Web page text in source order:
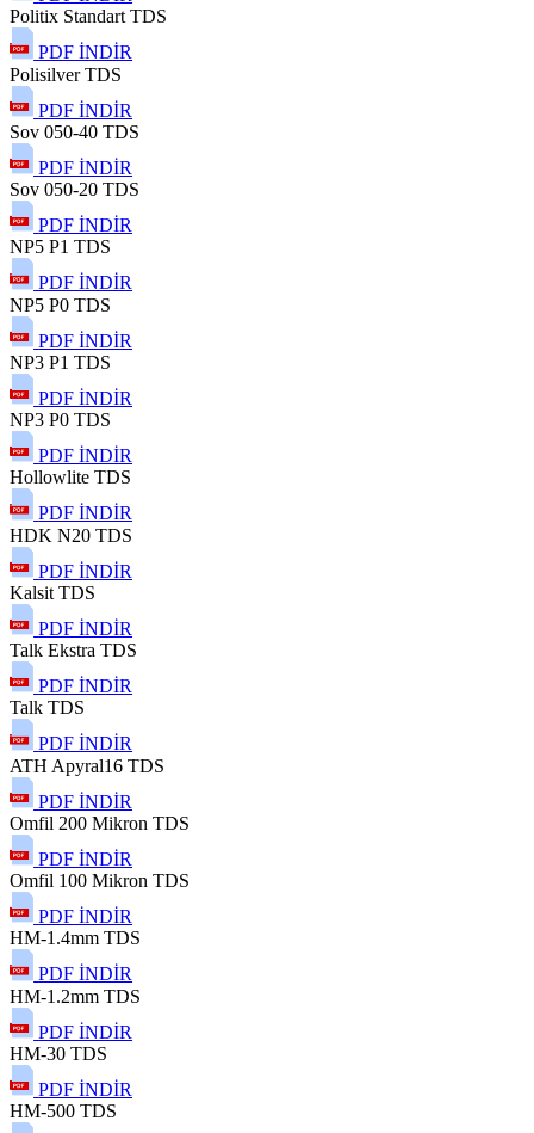
Politix Standart TDS
PDF İNDİR
Polisilver TDS
PDF İNDİR
Sov 050-40 TDS
PDF İNDİR
Sov 050-20 TDS
PDF İNDİR
NP5 P1 TDS
PDF İNDİR
NP5 P0 TDS
PDF İNDİR
NP3 P1 TDS
PDF İNDİR
NP3 P0 TDS
PDF İNDİR
Hollowlite TDS
PDF İNDİR
HDK N20 TDS
PDF İNDİR
Kalsit TDS
PDF İNDİR
Talk Ekstra TDS
PDF İNDİR
Talk TDS
PDF İNDİR
ATH Apyral16 TDS
PDF İNDİR
Omfil 200 Mikron TDS
PDF İNDİR
Omfil 100 Mikron TDS
PDF İNDİR
HM-1.4mm TDS
PDF İNDİR
HM-1.2mm TDS
PDF İNDİR
HM-30 TDS
PDF İNDİR
HM-500 TDS